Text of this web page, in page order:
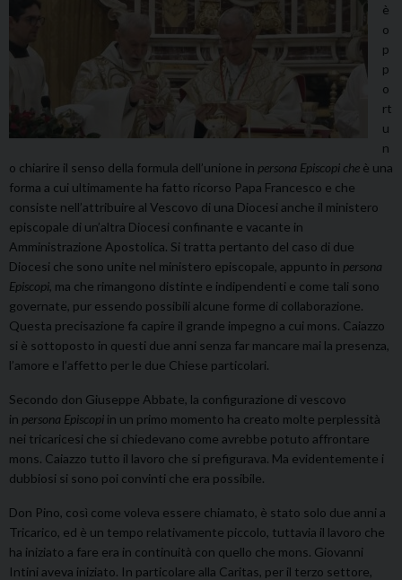
è
o
p
p
o
rt
u
n
o chiarire il senso della formula dell’unione in persona Episcopi che è una
forma a cui ultimamente ha fatto ricorso Papa Francesco e che
consiste nell’attribuire al Vescovo di una Diocesi anche il ministero
episcopale di un’altra Diocesi confinante e vacante in
Amministrazione Apostolica. Si tratta pertanto del caso di due
Diocesi che sono unite nel ministero episcopale, appunto in persona
Episcopi, ma che rimangono distinte e indipendenti e come tali sono
governate, pur essendo possibili alcune forme di collaborazione.
Questa precisazione fa capire il grande impegno a cui mons. Caiazzo
si è sottoposto in questi due anni senza far mancare mai la presenza,
l’amore e l’affetto per le due Chiese particolari.
Secondo don Giuseppe Abbate, la configurazione di vescovo
in persona Episcopi in un primo momento ha creato molte perplessità
nei tricaricesi che si chiedevano come avrebbe potuto affrontare
mons. Caiazzo tutto il lavoro che si prefigurava. Ma evidentemente i
dubbiosi si sono poi convinti che era possibile.
Don Pino, così come voleva essere chiamato, è stato solo due anni a
Tricarico, ed è un tempo relativamente piccolo, tuttavia il lavoro che
ha iniziato a fare era in continuità con quello che mons. Giovanni
Intini aveva iniziato. In particolare alla Caritas, per il terzo settore,